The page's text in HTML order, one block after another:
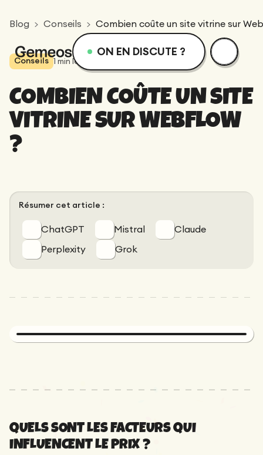
Services
Équipe dévouée
Ressources
Affiliation
Design
Web Design
Migration
Maintenance
SEO/GEO
Accompagnement SEO/GEO
Audit concurrentiel
CRO/Growth
Audit
Landing Page
Ressources
Academie
Qui sommes-nous ?
ON EN DISCUTE ?
Blog Conseils Combien coûte un site vitrine sur
Conseils 1 min lecture
COMBIEN COÛTE UN SITE
VITRINE SUR WEBFLOW
?
Résumer cet article :
ChatGPT Mistral Claude
Perplexity Grok
QUELS SONT LES FACTEURS QUI
INFLUENCENT LE PRIX ?